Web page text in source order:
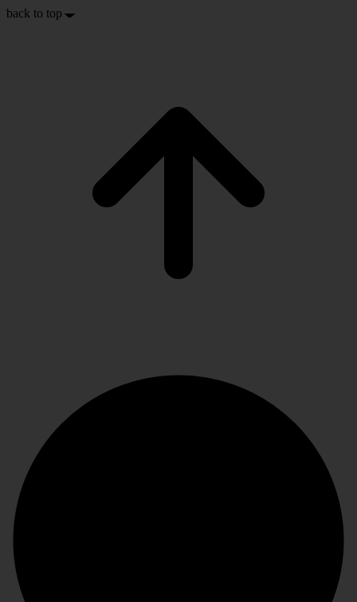
back to top